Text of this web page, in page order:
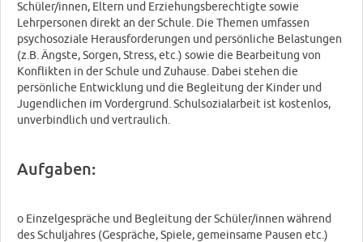
Schüler/innen, Eltern und Erziehungsberechtigte sowie
Lehrpersonen direkt an der Schule. Die Themen umfassen
psychosoziale Herausforderungen und persönliche Belastungen
(z.B. Ängste, Sorgen, Stress, etc.) sowie die Bearbeitung von
Konflikten in der Schule und Zuhause. Dabei stehen die
persönliche Entwicklung und die Begleitung der Kinder und
Jugendlichen im Vordergrund. Schulsozialarbeit ist kostenlos,
unverbindlich und vertraulich.
Aufgaben:
o Einzelgespräche und Begleitung der Schüler/innen während
des Schuljahres (Gespräche, Spiele, gemeinsame Pausen etc.)